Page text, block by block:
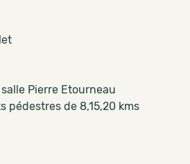
Pierre Etourneau
pédestres de 8,15,20 kms